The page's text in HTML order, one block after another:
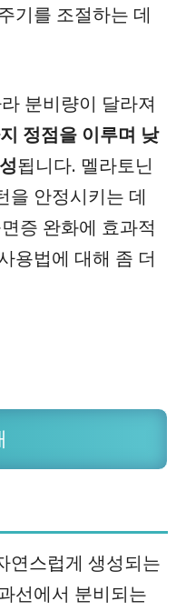
기를 조절하는 데
분비량이 달라져
정점을 이루며 낮
됩니다. 멜라토닌
을 안정시키는 데
증 완화에 효과적
용법에 대해 좀 더
연스럽게 생성되는
선에서 분비되는